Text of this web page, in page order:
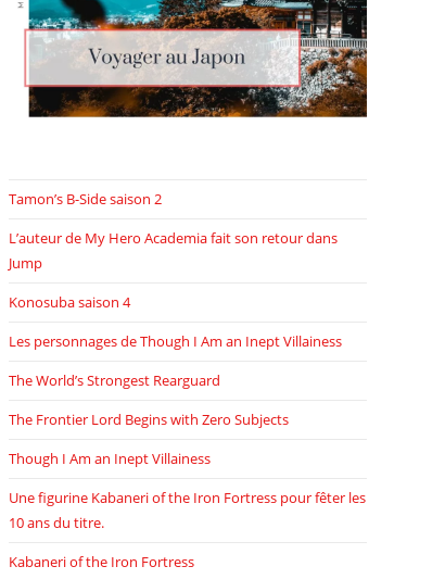
Tamon’s B-Side saison 2
L’auteur de My Hero Academia fait son retour dans
Jump
Konosuba saison 4
Les personnages de Though I Am an Inept Villainess
The World’s Strongest Rearguard
The Frontier Lord Begins with Zero Subjects
Though I Am an Inept Villainess
Une figurine Kabaneri of the Iron Fortress pour fêter les
10 ans du titre.
Kabaneri of the Iron Fortress